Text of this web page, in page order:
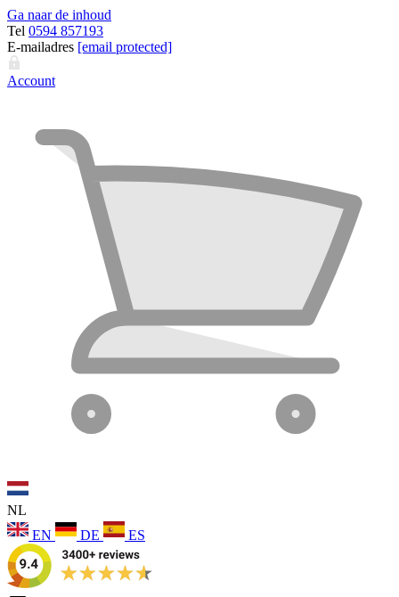
Ga naar de inhoud
Tel 0594 857193
E-mailadres [email protected]
Account
NL
EN
DE ES